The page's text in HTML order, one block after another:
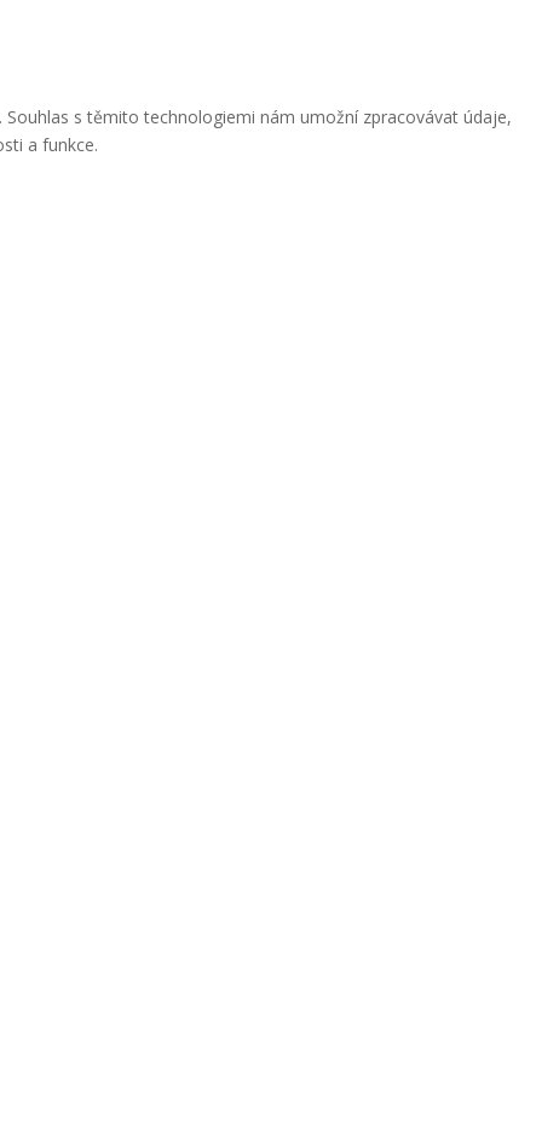
s těmito technologiemi nám umožní zpracovávat údaje,
a funkce.